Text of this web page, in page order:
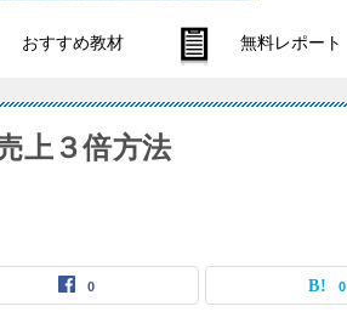
おすすめ教材 無料レポート
上３倍方法
0 0